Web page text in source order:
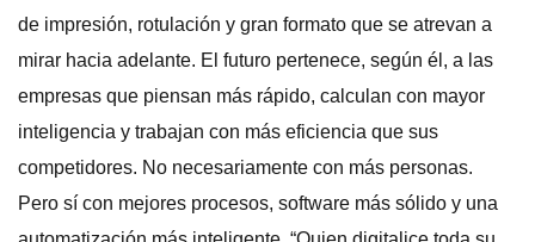
de impresión, rotulación y gran formato que se atrevan a
mirar hacia adelante. El futuro pertenece, según él, a las
empresas que piensan más rápido, calculan con mayor
inteligencia y trabajan con más eficiencia que sus
competidores. No necesariamente con más personas.
Pero sí con mejores procesos, software más sólido y una